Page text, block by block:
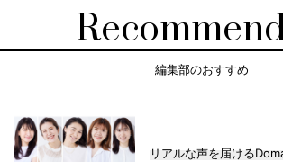
編集部のおすすめ
リアルな声を届ける